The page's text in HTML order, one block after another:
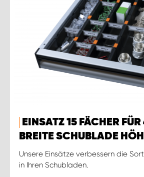
EINSATZ 15 FÄCHER
BREITE SCHUBLADE
Unsere Einsätze verbessern die
in Ihren Schubladen.